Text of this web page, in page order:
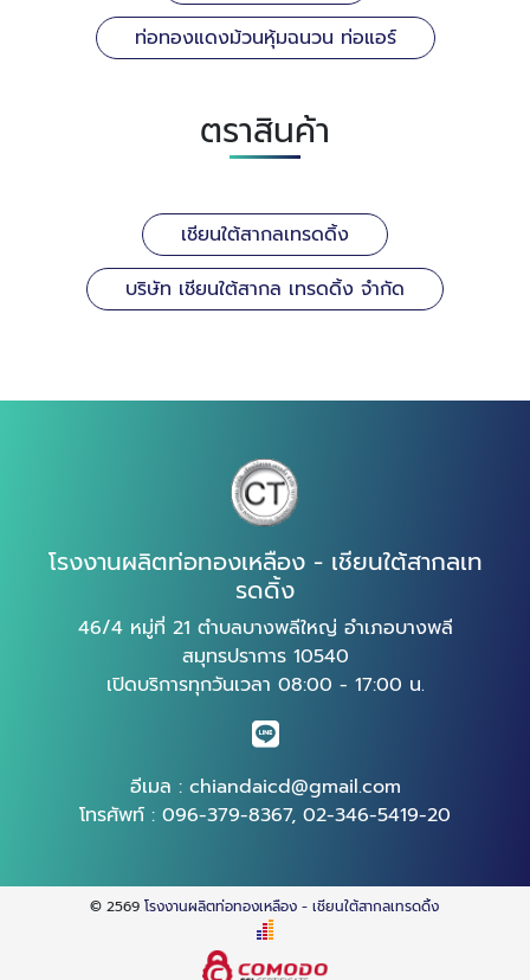
ท่อทองแดงม้วนหุ้มฉนวน ท่อแอร์
ตราสินค้า
เชียนใต้สากลเทรดดิ้ง
บริษัท เชียนใต้สากล เทรดดิ้ง จำกัด
โรงงานผลิตท่อทองเหลือง - เชียนใต้สากลเท
รดดิ้ง
46/4 หมู่ที่ 21 ตำบลบางพลีใหญ่ อำเภอบางพลี
สมุทรปราการ 10540
เปิดบริการทุกวันเวลา 08:00 - 17:00 น.
อีเมล : chiandaicd@gmail.com
โทรศัพท์ : 096-379-8367, 02-346-5419-20
© 2569โรงงานผลิตท่อทองเหลือง - เชียนใต้สากลเทรดดิ้ง